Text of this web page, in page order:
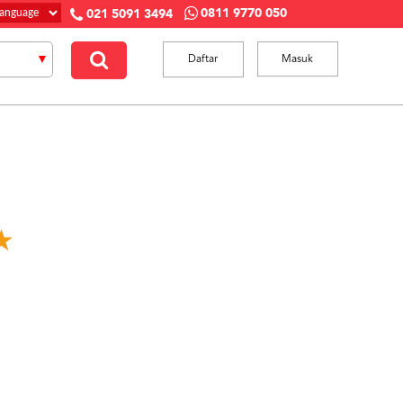
021 5091 3494 0811 9770 050
Masuk
Daftar